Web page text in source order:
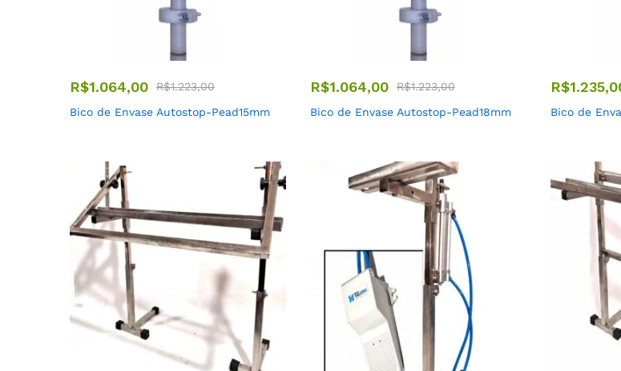
R$1.064,00 R$1.223,00
Bico de Envase Autostop-Pead15mm
R$1.064,00 R$1.223,00
Bico de Envase Autostop-Pead18mm
R$
Bico de